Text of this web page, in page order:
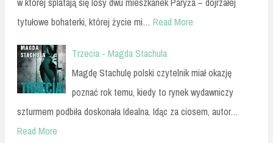
tytułowe bohaterki, której życie mi… Read More
Trzecia - Magda Stachula
Magdę Stachulę polski czytelnik miał okazję
poznać rok temu, kiedy to rynek wydawniczy
szturmem podbiła doskonała Idealna. Idąc za ciosem, autor…
Read More